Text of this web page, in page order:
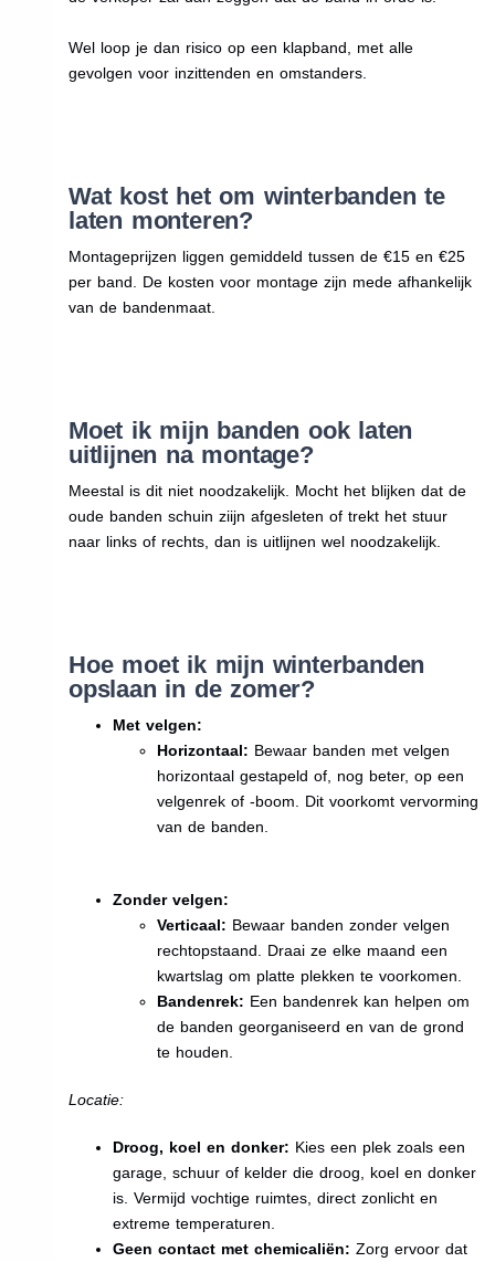
Wel loop je dan risico op een klapband, met alle
gevolgen voor inzittenden en omstanders.
Wat kost het om winterbanden te
laten monteren?
Montageprijzen liggen gemiddeld tussen de €15 en €25
per band. De kosten voor montage zijn mede afhankelijk
van de bandenmaat.
Moet ik mijn banden ook laten
uitlijnen na montage?
Meestal is dit niet noodzakelijk. Mocht het blijken dat de
oude banden schuin ziijn afgesleten of trekt het stuur
naar links of rechts, dan is uitlijnen wel noodzakelijk.
Hoe moet ik mijn winterbanden
opslaan in de zomer?
Met velgen:
Horizontaal: Bewaar banden met velgen
horizontaal gestapeld of, nog beter, op een
velgenrek of -boom. Dit voorkomt vervorming
van de banden.
Zonder velgen:
Verticaal: Bewaar banden zonder velgen
rechtopstaand. Draai ze elke maand een
kwartslag om platte plekken te voorkomen.
Bandenrek: Een bandenrek kan helpen om
de banden georganiseerd en van de grond
te houden.
Locatie:
Droog, koel en donker: Kies een plek zoals een
garage, schuur of kelder die droog, koel en donker
is. Vermijd vochtige ruimtes, direct zonlicht en
extreme temperaturen.
Geen contact met chemicaliën: Zorg ervoor dat